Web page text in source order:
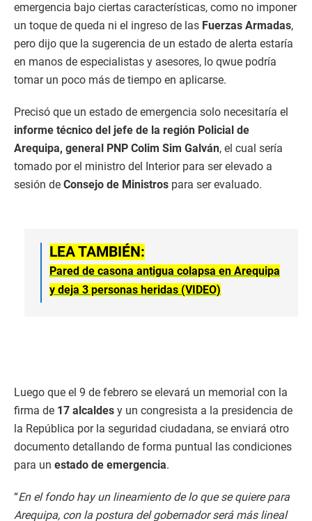
emergencia bajo ciertas características, como no imponer
un toque de queda ni el ingreso de las Fuerzas Armadas,
pero dijo que la sugerencia de un estado de alerta estaría
en manos de especialistas y asesores, lo qwue podría
tomar un poco más de tiempo en aplicarse.
Precisó que un estado de emergencia solo necesitaría el
informe técnico del jefe de la región Policial de
Arequipa, general PNP Colim Sim Galván, el cual sería
tomado por el ministro del Interior para ser elevado a
sesión de Consejo de Ministros para ser evaluado.
LEA TAMBIÉN:
Pared de casona antigua colapsa en Arequipa
y deja 3 personas heridas (VIDEO)
Luego que el 9 de febrero se elevará un memorial con la
firma de 17 alcaldes y un congresista a la presidencia de
la República por la seguridad ciudadana, se enviará otro
documento detallando de forma puntual las condiciones
para un estado de emergencia.
“En el fondo hay un lineamiento de lo que se quiere para
Arequipa, con la postura del gobernador será más lineal